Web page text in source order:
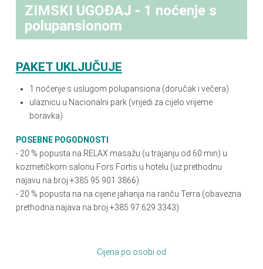
ZIMSKI UGOĐAJ - 1 noćenje s
polupansionom
PAKET UKLJUČUJE
1 noćenje s uslugom polupansiona (doručak i večera)
ulaznicu u Nacionalni park (vrijedi za cijelo vrijeme
boravka)
POSEBNE POGODNOSTI
- 20 % popusta na RELAX masažu (u trajanju od 60 min) u
kozmetičkom salonu Fors Fortis u hotelu (uz prethodnu
najavu na broj +385 95 901 3866)
- 20 % popusta na na cijene jahanja na ranču Terra (obavezna
prethodna najava na broj +385 97 629 3343)
Cijena po osobi od